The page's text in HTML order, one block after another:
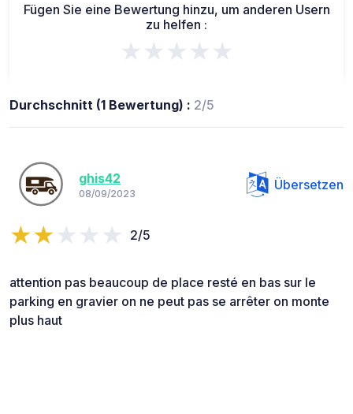
Fügen Sie eine Bewertung hinzu, um anderen Usern
zu helfen :
★★★★★
Durchschnitt (1 Bewertung) : 2/5
ghis42
08/09/2023
Übersetzen
2/5
attention pas beaucoup de place resté en bas sur le
parking en gravier on ne peut pas se arrêter on monte
plus haut